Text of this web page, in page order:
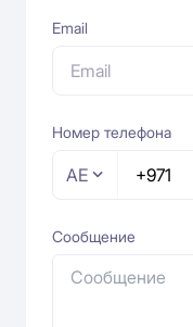
Email
Номер телефона
AE
Сообщение